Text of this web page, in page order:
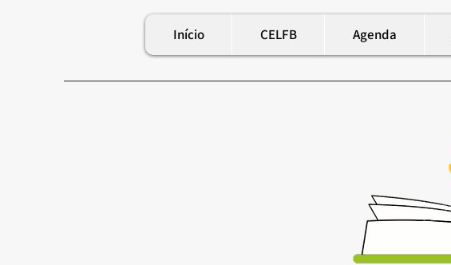
Início CELFB Agenda